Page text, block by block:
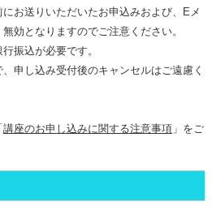
お送りいただいたお申込みおよび、Eメ
効となりますのでご注意ください。
振込が必要です。
申し込み受付後のキャンセルはご遠慮く
講座のお申し込みに関する注意事項」をご